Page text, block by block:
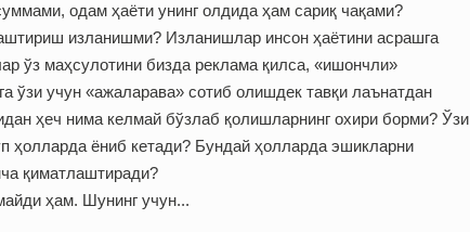
одам ҳаёти унинг олдида ҳам сариқ чақами?
изланишми? Изланишлар инсон ҳаётини асрашга
ўз маҳсулотини бизда реклама қилса, «ишончли»
ўзи учун «ажаларава» сотиб олишдек тавқи лаънатдан
ҳеч нима келмай бўзлаб қолишларнинг охири борми? Ўзи
ҳолларда ёниб кетади? Бундай ҳолларда эшикларни
қиматлаштиради?
ҳам. Шунинг учун...